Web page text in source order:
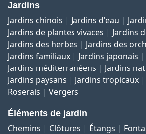
Jardins
Jardins chinois Jardins d'eau
Jardins de plantes vivaces
Jardins
Jardins des herbes
Jardins des
Jardins familiaux
Jardins japonais
Jardins méditerranéens
Jardins
Jardins paysans
Jardins tropicaux
Roserais
Vergers
Éléments de jardin
Chemins Clôtures Étangs